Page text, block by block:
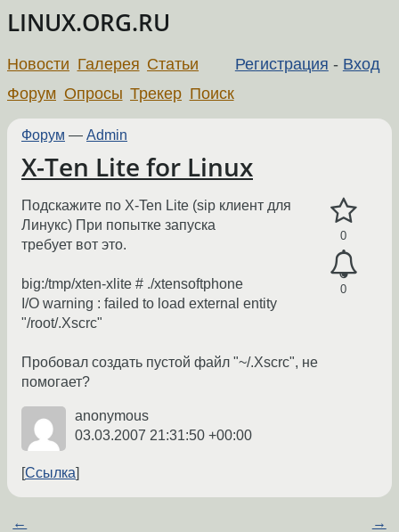
LINUX.ORG.RU
Регистрация - Вход
Новости Галерея Статьи
Форум Опросы Трекер Поиск
Форум — Admin
X-Ten Lite for Linux
0
0
Подскажите по X-Ten Lite (sip клиент для
Линукс) При попытке запуска
требует вот это.
big:/tmp/xten-xlite # ./xtensoftphone
I/O warning : failed to load external entity
"/root/.Xscrc"
Пробовал создать пустой файл "~/.Xscrc", не
помогает?
anonymous
03.03.2007 21:31:50 +00:00
Ссылка
← →